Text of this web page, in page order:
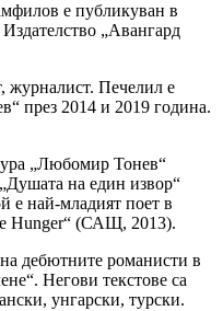
е публикуван в
„Авангард
журналист. Печелил е
през 2014 и 2019 година.
„Любомир Тонев“
на един извор“
е най-младият поет в
Hunger“ (САЩ, 2013).
дебютните романисти в
Негови текстове са
унгарски, турски.